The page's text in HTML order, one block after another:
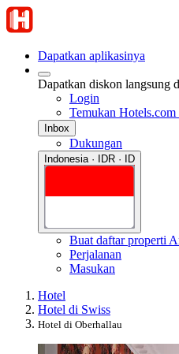
Dapatkan aplikasinya
Dapatkan diskon langsung
Login
Temukan Hotels.com
Inbox
Dukungan
Indonesia · IDR · ID
Buat daftar properti
Perjalanan
Masukan
Hotel
Hotel di Swiss
Hotel di Oberhallau